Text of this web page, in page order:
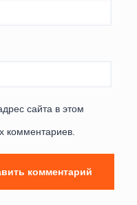
сайта в этом
комментариев.